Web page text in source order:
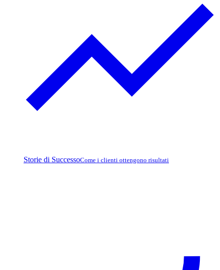
Storie di SuccessoCome i clienti ottengono risultati